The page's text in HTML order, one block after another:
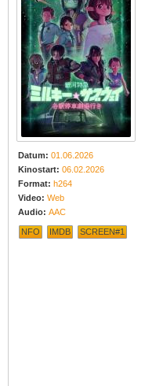
Datum: 01.06.2026
Kinostart: 06.02.2026
Format: h264
Video: Web
Audio: AAC
NFO IMDB SCREEN#1